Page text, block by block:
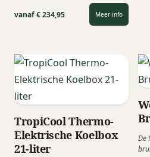
vanaf € 234,95 Meer info
TropiCool Thermo-
Elektrische Koelbox
21-liter
De